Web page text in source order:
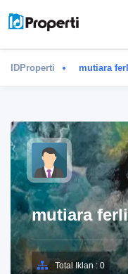
IDProperti mutiara
mutiara
Total Iklan : 0